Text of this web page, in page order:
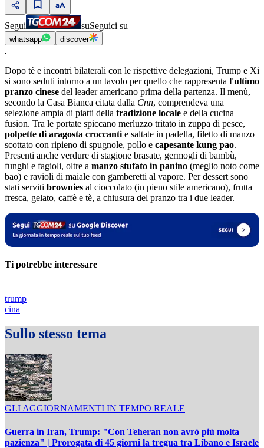
Segui suSeguici su
whatsapp discover
Dopo tè e incontri bilaterali con le rispettive delegazioni, Trump e Xi
si sono seduti intorno a un tavolo per quello che rappresenta l'ultimo
pranzo cinese del leader americano prima della partenza. Il menù,
secondo la Casa Bianca citata dalla Cnn, comprendeva una
selezione ampia di piatti della tradizione locale e della cucina
fusion. Tra le portate spiccano merluzzo tritato in zuppa di pesce,
polpette di aragosta croccanti e saltate in padella, filetto di manzo
scottato con ripieno di spugnole, pollo e capesante kung pao.
Presenti anche verdure di stagione brasate, germogli di bambù,
funghi e fagioli, oltre a manzo stufato in panino (meglio noto come
bao) e ravioli di maiale con gamberetti al vapore. Per dessert sono
stati serviti brownies al cioccolato (in pieno stile americano), frutta
fresca, gelato, caffè e tè, a chiusura del pranzo tra i due leader.
Ti potrebbe interessare
trump
cina
Sullo stesso tema
GLI AGGIORNAMENTI IN TEMPO REALE
Guerra in Iran, Trump: "Con Teheran non avrò più molta
pazienza" | Prorogata di 45 giorni la tregua tra Libano e Israele